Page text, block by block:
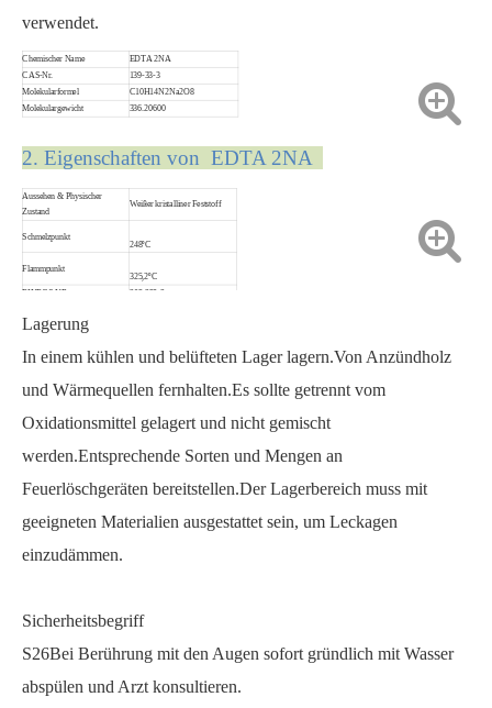
verwendet.
Chemischer Name
EDTA 2NA
CAS-Nr.
139-33-3
Molekularformel
C10H14N2Na2O8
Molekulargewicht 336.20600
2. Eigenschaften von EDTA 2NA
Aussehen & Physischer
Zustand
Weißer kristalliner Feststoff
Schmelzpunkt
248ºC
Flammpunkt
325,2ºC
EINECS-NR.
205-358-3
Lagerung
In einem kühlen und belüfteten Lager lagern.Von Anzündholz
und Wärmequellen fernhalten.Es sollte getrennt vom
Oxidationsmittel gelagert und nicht gemischt
werden.Entsprechende Sorten und Mengen an
Feuerlöschgeräten bereitstellen.Der Lagerbereich muss mit
geeigneten Materialien ausgestattet sein, um Leckagen
einzudämmen.
Sicherheitsbegriff
S26Bei Berührung mit den Augen sofort gründlich mit Wasser
abspülen und Arzt konsultieren.